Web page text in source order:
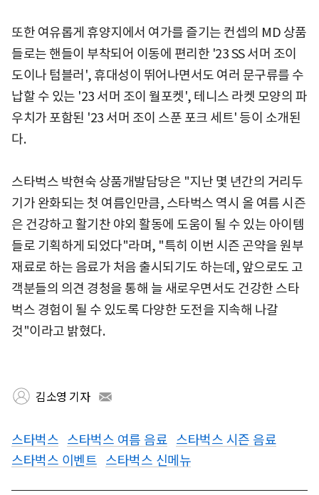
또한 여유롭게 휴양지에서 여가를 즐기는 컨셉의 MD 상품
들로는 핸들이 부착되어 이동에 편리한 '23 SS 서머 조이
도이나 텀블러', 휴대성이 뛰어나면서도 여러 문구류를 수
납할 수 있는 '23 서머 조이 월포켓', 테니스 라켓 모양의 파
우치가 포함된 '23 서머 조이 스푼 포크 세트' 등이 소개된
다.
스타벅스 박현숙 상품개발담당은 "지난 몇 년간의 거리두
기가 완화되는 첫 여름인만큼, 스타벅스 역시 올 여름 시즌
은 건강하고 활기찬 야외 활동에 도움이 될 수 있는 아이템
들로 기획하게 되었다"라며, "특히 이번 시즌 곤약을 원부
재료로 하는 음료가 처음 출시되기도 하는데, 앞으로도 고
객분들의 의견 경청을 통해 늘 새로우면서도 건강한 스타
벅스 경험이 될 수 있도록 다양한 도전을 지속해 나갈
것"이라고 밝혔다.
김소영 기자
스타벅스 스타벅스 여름 음료 스타벅스 시즌 음료
스타벅스 이벤트 스타벅스 신메뉴